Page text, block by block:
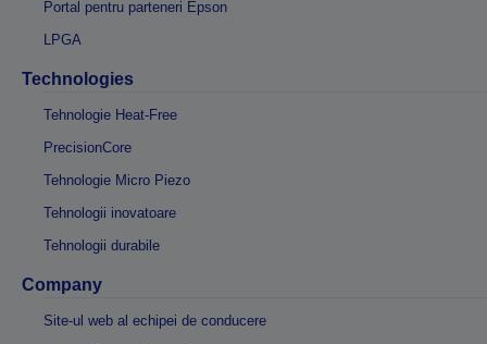
Portal pentru parteneri Epson
LPGA
Technologies
Tehnologie Heat-Free
PrecisionCore
Tehnologie Micro Piezo
Tehnologii inovatoare
Tehnologii durabile
Company
Site-ul web al echipei de conducere